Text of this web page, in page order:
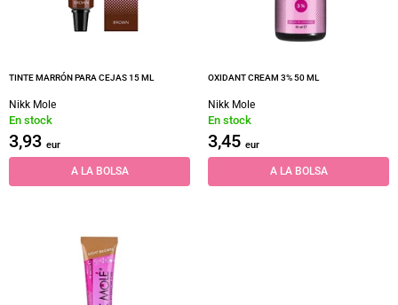
TINTE MARRÓN PARA CEJAS 15 ML
Nikk Mole
En stock
3,93 eur
A LA BOLSA
OXIDANT CREAM 3% 50 ML
Nikk Mole
En stock
3,45 eur
A LA BOLSA